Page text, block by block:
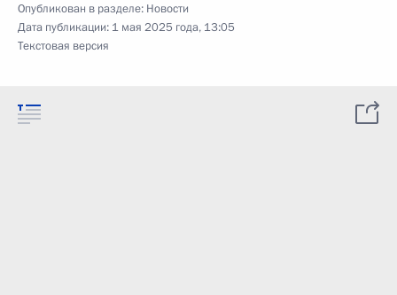
Опубликован в разделе: Новости
Дата публикации: 1 мая 2025 года, 13:05
Текстовая версия